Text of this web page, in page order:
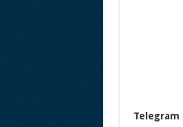
Telegram